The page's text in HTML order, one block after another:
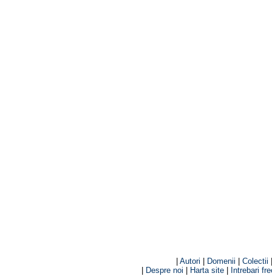
Autori Domenii Colectii
Despre noi Harta site| Intrebari